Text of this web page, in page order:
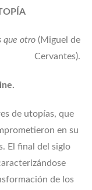
que otro (Miguel de
Cervantes).
de utopías, que
en su
El final del siglo
de los